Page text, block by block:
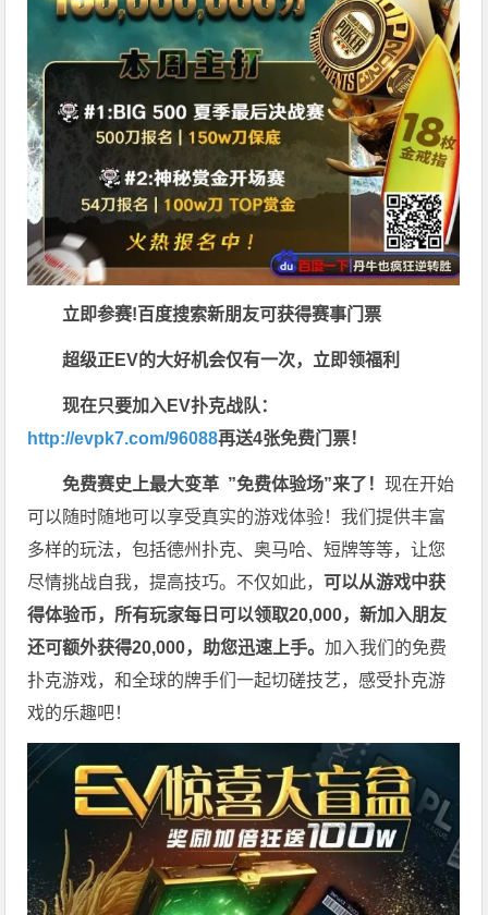
立即参赛!百度搜索新朋友可获得赛事门票
超级正EV的大好机会仅有一次，立即领福利
现在只要加入EV扑克战队：
http://evpk7.com/96088再送4张免费门票！
免费赛史上最大变革 ”免费体验场”来了！现在开始
可以随时随地可以享受真实的游戏体验！我们提供丰富
多样的玩法，包括德州扑克、奥马哈、短牌等等，让您
尽情挑战自我，提高技巧。不仅如此， 可以从游戏中获
得体验币，所有玩家每日可以领取20,000，新加入朋友
还可额外获得20,000，助您迅速上手。加入我们的免费
扑克游戏，和全球的牌手们一起切磋技艺，感受扑克游
戏的乐趣吧！